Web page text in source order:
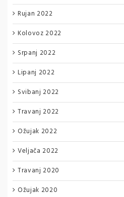
Rujan 2022
Kolovoz 2022
Srpanj 2022
Lipanj 2022
Svibanj 2022
Travanj 2022
Ožujak 2022
Veljača 2022
Travanj 2020
Ožujak 2020